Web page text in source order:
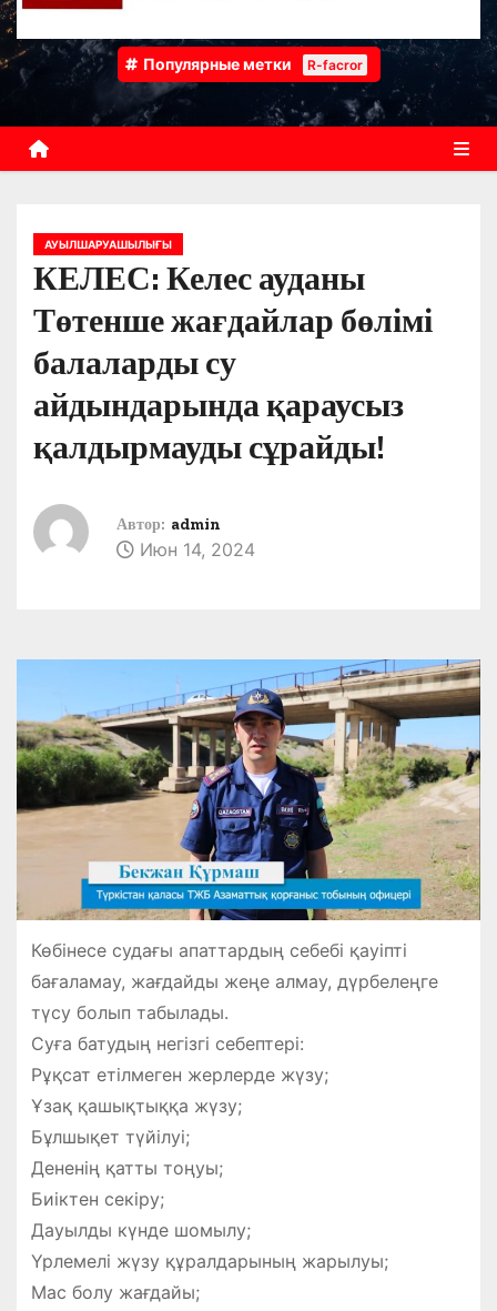
Популярные метки R-facror
АУЫЛШАРУАШЫЛЫҒЫ
КЕЛЕС: Келес ауданы
Төтенше жағдайлар бөлімі
балаларды су
айдындарында қараусыз
қалдырмауды сұрайды!
Автор: admin
Июн 14, 2024
Көбінесе судағы апаттардың себебі қауіпті
бағаламау, жағдайды жеңе алмау, дүрбелеңге
түсу болып табылады.
Суға батудың негізгі себептері:
Рұқсат етілмеген жерлерде жүзу;
Ұзақ қашықтыққа жүзу;
Бұлшықет түйілуі;
Дененің қатты тоңуы;
Биіктен секіру;
Дауылды күнде шомылу;
Үрлемелі жүзу құралдарының жарылуы;
Мас болу жағдайы;